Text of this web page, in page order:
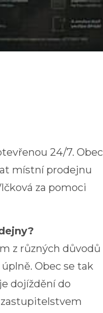
24/7. Obec
místní prodejnu
za pomoci
z různých důvodů
Obec se tak
dojíždění do